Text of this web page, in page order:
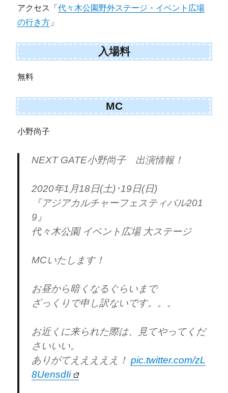
アクセス「代々木公園野外ステージ・イベント広場
の行き方 」
入場料
無料
MC
小野尚子
NEXT GATE小野尚子 出演情報！
2020年1月18日(土)･19日(日)
『アジアカルチャーフェスティバル201
9』
代々木公園 イベント広場 大ステージ
MCいたします！
お昼から暗くなるぐらいまで
ざっくりで申し訳ないです。。。
お近くに来られた際は、見てやってくだ
さいいい。
ありがてえええええ！pic.twitter.com/zL
8UensdIi